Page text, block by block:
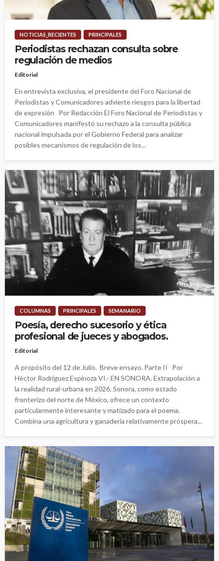
NOTICIAS_RECIENTES PRINCIPALES
Periodistas rechazan consulta sobre
regulación de medios
Editorial
En entrevista exclusiva, el presidente del Foro Nacional de
Periodistas y Comunicadores advierte riesgos para la libertad
de expresión Por Redacción El Foro Nacional de Periodistas y
Comunicadores manifestó su rechazo a la consulta pública
nacional impulsada por el Gobierno Federal para analizar
posibles mecanismos de regulación de los...
COLUMNAS PRINCIPALES SEMANARIO
Poesía, derecho sucesorio y ética
profesional de jueces y abogados.
Editorial
A propósito del 12 de Julio. Breve ensayo. Parte II Por
Héctor Rodríguez Espinoza VI.- EN SONORA. Extrapolación a
la realidad rural-urbana en 2026. Sonora, como estado
fronterizo del norte de México, ofrece un contexto
particularmente interesante y matizado para el poema.
Combina una agricultura y ganadería relativamente próspera...